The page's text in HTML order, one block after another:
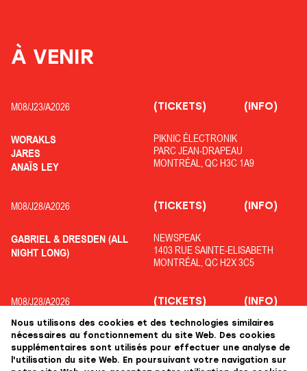
À VENIR
M08/J23/A2026
WORAKLS
JARES
ANAÏS LEY
PIKNIC ÉLECTRONIK
PARC JEAN-DRAPEAU
MONTRÉAL, QC H3C 1A9
(TICKETS) (INFO)
M08/J28/A2026
GABRIEL & DRESDEN (ALL
NIGHT LONG)
NEWSPEAK
1403 RUE SAINTE-ELISABETH
MONTRÉAL, QC H2X 3C5
(TICKETS) (INFO)
M08/J28/A2026
ADRIATIQUE
COLYN
KOLOPHANE
OFF PIKNIC
PARC JEAN-DRAPEAU
MONTRÉAL, QC H3C 1A9
(TICKETS) (INFO)
Nous utilisons des cookies et des technologies similaires
nécessaires au fonctionnement du site Web. Des cookies
supplémentaires sont utilisés pour effectuer une analyse de
l'utilisation du site Web. En poursuivant votre navigation sur